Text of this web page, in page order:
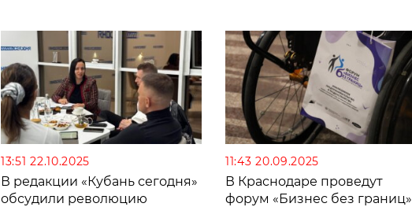
13:51 22.10.2025
В редакции «Кубань сегодня»
обсудили революцию
11:43 20.09.2025
В Краснодаре проведут
форум «Бизнес без границ»